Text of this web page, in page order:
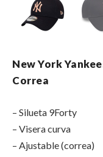
New York
Correa
– Silueta 9Forty
– Visera curva
– Ajustable (correa)